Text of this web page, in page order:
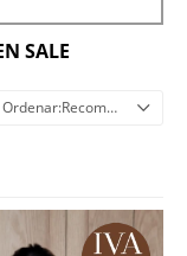
SALE
Recomendados